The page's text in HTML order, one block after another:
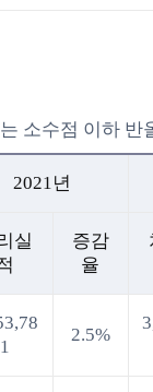
소수점 이하 반
2021년
실
증감
율
1
2.5%